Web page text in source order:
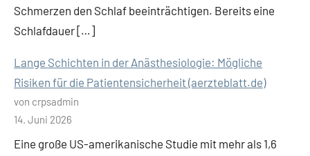
Schmerzen den Schlaf beeinträchtigen. Bereits eine
Schlafdauer […]
Lange Schichten in der Anästhesiologie: Mögliche
Risiken für die Patientensicherheit (aerzteblatt.de)
von crpsadmin
14. Juni 2026
Eine große US-amerikanische Studie mit mehr als 1,6